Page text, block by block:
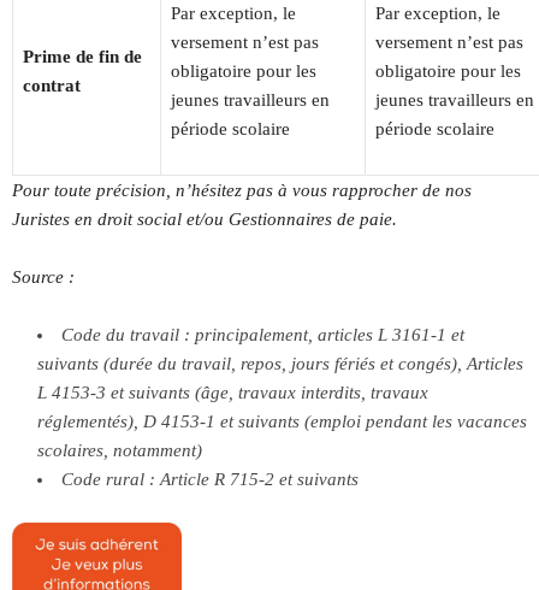
Prime de fin de
contrat
Par exception, le
versement n’est pas
obligatoire pour les
jeunes travailleurs en
période scolaire
Par exception, le
versement n’est pas
obligatoire pour les
jeunes travailleurs en
période scolaire
Pour toute précision, n’hésitez pas à vous rapprocher de nos
Juristes en droit social et/ou Gestionnaires de paie.
Source :
Code du travail : principalement, articles L 3161-1 et
suivants (durée du travail, repos, jours fériés et congés), Articles
L 4153-3 et suivants (âge, travaux interdits, travaux
réglementés), D 4153-1 et suivants (emploi pendant les vacances
scolaires, notamment)
Code rural : Article R 715-2 et suivants